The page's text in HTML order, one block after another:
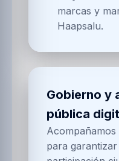
verificada
Creamos
SOLUCIONES
Emisión y
certificados
blockchain
Haapsalu.